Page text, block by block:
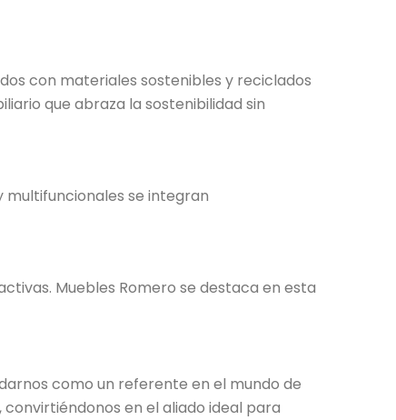
con materiales sostenibles y reciclados
que abraza la sostenibilidad sin
multifuncionales se integran
Muebles Romero se destaca en esta
como un referente en el mundo de
en el aliado ideal para